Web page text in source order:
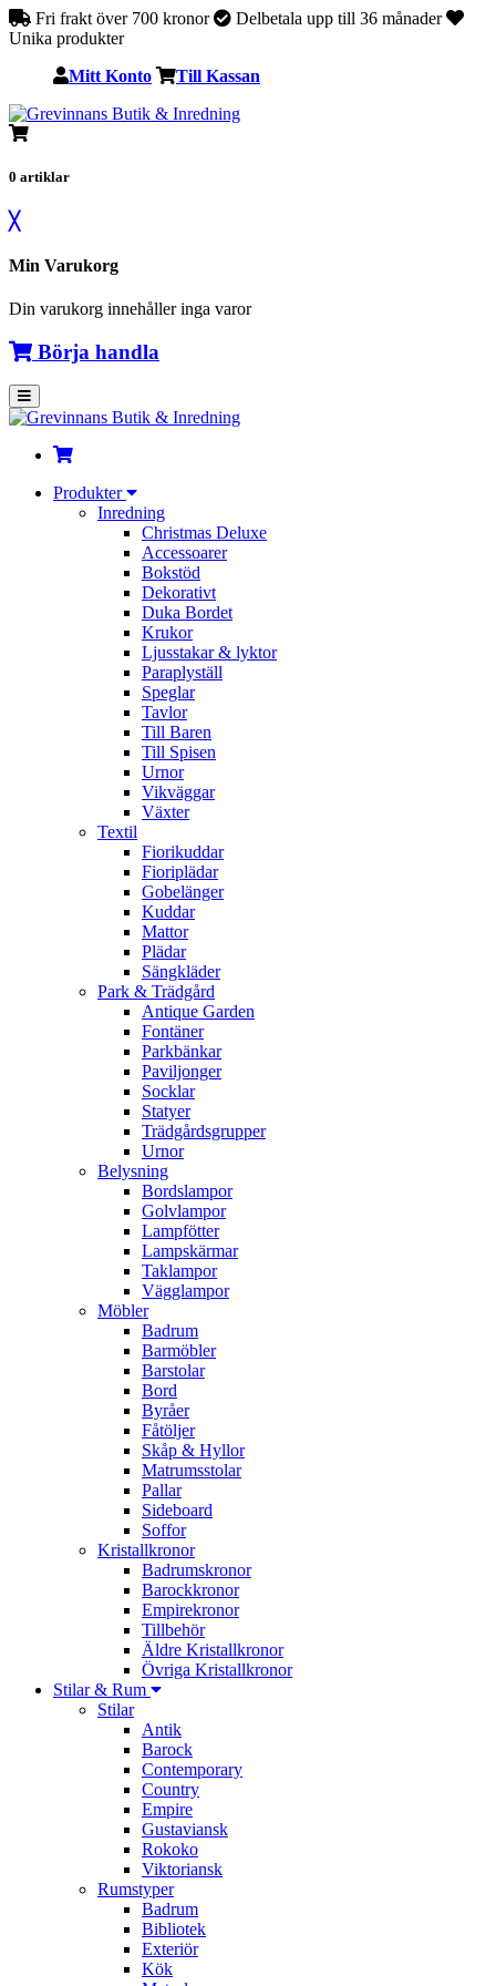
Fri frakt över 700 kronor
Delbetala upp till 36 månader
Unika produkter
Mitt Konto Till Kassan
0 artiklar
╳
Min Varukorg
Din varukorg innehåller inga varor
Börja handla
Produkter
Inredning
Christmas Deluxe
Accessoarer
Bokstöd
Dekorativt
Duka Bordet
Krukor
Ljusstakar & lyktor
Paraplyställ
Speglar
Tavlor
Till Baren
Till Spisen
Urnor
Vikväggar
Växter
Textil
Fiorikuddar
Fioriplädar
Gobelänger
Kuddar
Mattor
Plädar
Sängkläder
Park & Trädgård
Antique Garden
Fontäner
Parkbänkar
Paviljonger
Socklar
Statyer
Trädgårdsgrupper
Urnor
Belysning
Bordslampor
Golvlampor
Lampfötter
Lampskärmar
Taklampor
Vägglampor
Möbler
Badrum
Barmöbler
Barstolar
Bord
Byråer
Fåtöljer
Skåp & Hyllor
Matrumsstolar
Pallar
Sideboard
Soffor
Kristallkronor
Badrumskronor
Barockkronor
Empirekronor
Tillbehör
Äldre Kristallkronor
Övriga Kristallkronor
Stilar & Rum
Stilar
Antik
Barock
Contemporary
Country
Empire
Gustaviansk
Rokoko
Viktoriansk
Rumstyper
Badrum
Bibliotek
Exteriör
Kök